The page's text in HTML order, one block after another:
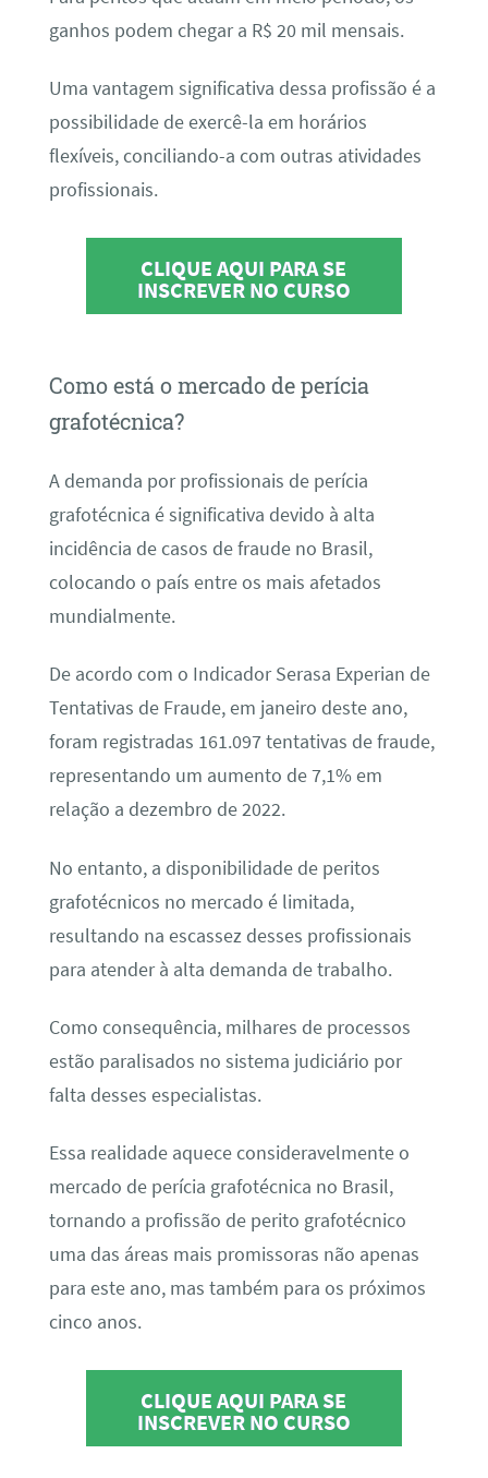
ganhos podem chegar a R$ 20 mil mensais.
Uma vantagem significativa dessa profissão é a
possibilidade de exercê-la em horários
flexíveis, conciliando-a com outras atividades
profissionais.
CLIQUE AQUI PARA SE
INSCREVER NO CURSO
Como está o mercado de perícia
grafotécnica?
A demanda por profissionais de perícia
grafotécnica é significativa devido à alta
incidência de casos de fraude no Brasil,
colocando o país entre os mais afetados
mundialmente.
De acordo com o Indicador Serasa Experian de
Tentativas de Fraude, em janeiro deste ano,
foram registradas 161.097 tentativas de fraude,
representando um aumento de 7,1% em
relação a dezembro de 2022.
No entanto, a disponibilidade de peritos
grafotécnicos no mercado é limitada,
resultando na escassez desses profissionais
para atender à alta demanda de trabalho.
Como consequência, milhares de processos
estão paralisados no sistema judiciário por
falta desses especialistas.
Essa realidade aquece consideravelmente o
mercado de perícia grafotécnica no Brasil,
tornando a profissão de perito grafotécnico
uma das áreas mais promissoras não apenas
para este ano, mas também para os próximos
cinco anos.
CLIQUE AQUI PARA SE
INSCREVER NO CURSO